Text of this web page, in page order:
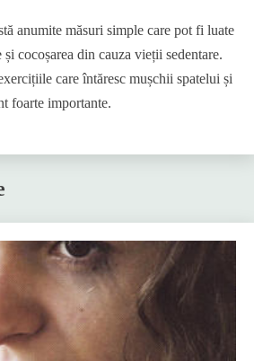
anumite măsuri simple care pot fi luate
cocoșarea din cauza vieții sedentare.
care întăresc mușchii spatelui și
foarte importante.